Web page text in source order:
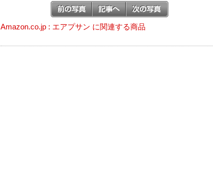
Amazon.co.jp : エアプサン に関連する商品